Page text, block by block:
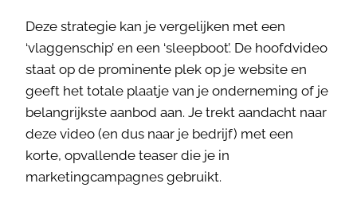
Deze strategie kan je vergelijken met een
‘vlaggenschip’ en een ‘sleepboot’. De hoofdvideo
staat op de prominente plek op je website en
geeft het totale plaatje van je onderneming of je
belangrijkste aanbod aan. Je trekt aandacht naar
deze video (en dus naar je bedrijf) met een
korte, opvallende teaser die je in
marketingcampagnes gebruikt.